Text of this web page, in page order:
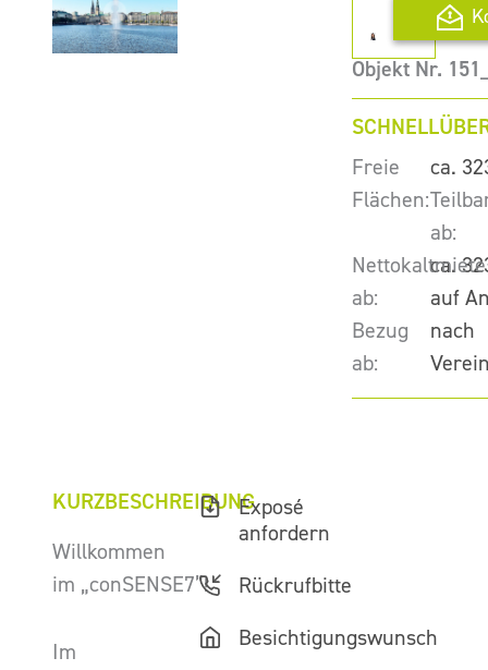
Objekt Nr.
Freie
Flächen:
ca.
ab:
ca.
Nettokaltmiete
ab:
auf
Bezug
ab:
nach
KURZBESCHREIBUNG
Willkommen
im „conSENSE7”!
Im
Exposé
anfordern
Rückrufbitte
Besichtigungswunsch